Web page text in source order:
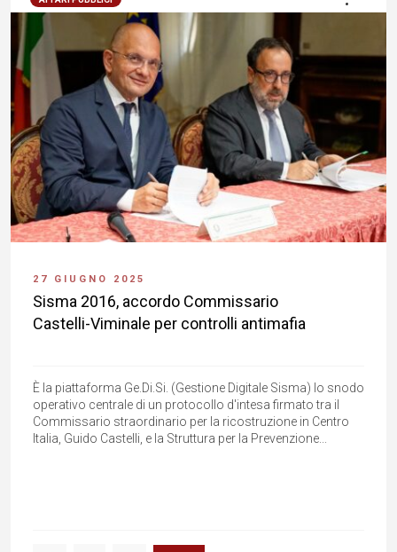
27 GIUGNO 2025
Sisma 2016, accordo Commissario
Castelli-Viminale per controlli antimafia
È la piattaforma Ge.Di.Si. (Gestione Digitale Sisma) lo snodo
operativo centrale di un protocollo d'intesa firmato tra il
Commissario straordinario per la ricostruzione in Centro
Italia, Guido Castelli, e la Struttura per la Prevenzione...